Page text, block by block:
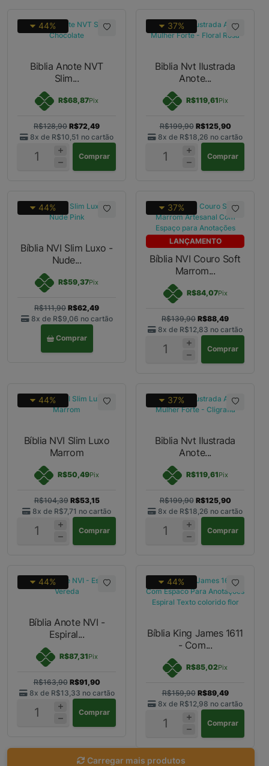
44%
Biblia Anote NVT
Slim...
R$68,87Pix
R$128,90 R$72,49
8x de R$10,51 no cartão
Comprar
37%
Biblia Nvt Ilustrada
Anote...
R$119,61Pix
R$199,90 R$125,90
8x de R$18,26 no cartão
Comprar
44%
Bíblia NVI Slim Luxo -
Nude...
R$59,37Pix
R$111,90 R$62,49
8x de R$9,06 no cartão
Comprar
LANÇAMENTO
37%
Bíblia NVI Couro Soft
Marrom...
R$84,07Pix
R$139,90 R$88,49
8x de R$12,83 no cartão
Comprar
44%
Bíblia NVI Slim Luxo
Marrom
R$50,49Pix
R$104,39 R$53,15
8x de R$7,71 no cartão
Comprar
37%
Biblia Nvt Ilustrada
Anote...
R$119,61Pix
R$199,90 R$125,90
8x de R$18,26 no cartão
Comprar
44%
Bíblia Anote NVI -
Espiral...
R$87,31Pix
R$163,90 R$91,90
8x de R$13,33 no cartão
Comprar
44%
Bíblia King James 1611
- Com...
R$85,02Pix
R$159,90 R$89,49
8x de R$12,98 no cartão
Comprar
Carregar mais produtos